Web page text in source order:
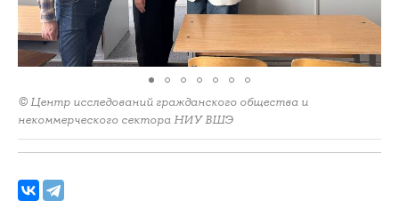
© Центр исследований гражданского общества и
некоммерческого сектора НИУ ВШЭ